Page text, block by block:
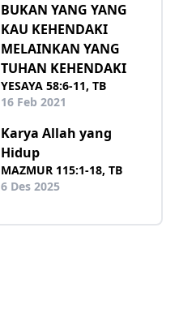
BUKAN YANG YANG
KAU KEHENDAKI
MELAINKAN YANG
TUHAN KEHENDAKI
YESAYA 58:6-11, TB
16 Feb 2021
Karya Allah yang
Hidup
MAZMUR 115:1-18, TB
6 Des 2025